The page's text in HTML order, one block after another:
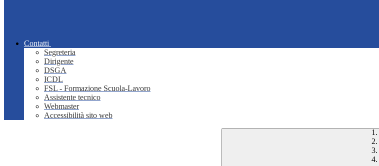
Contatti
Segreteria
Dirigente
DSGA
ICDL
FSL - Formazione Scuola-Lavoro
Assistente tecnico
Webmaster
Accessibilità sito web